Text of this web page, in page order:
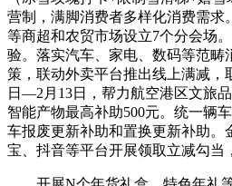
营制，满脚消费者多样化消费需求
等商超和农贸市场设立7个分会场
验。落实汽车、家电、数码等范畴
策，联动外卖平台推出线上满减，
日—2月13日，帮力航空港区文旅
智能产物最高补助500元。统一辆
车报废更新补助和置换更新补助。
宝、抖音等平台开展领取立减勾当